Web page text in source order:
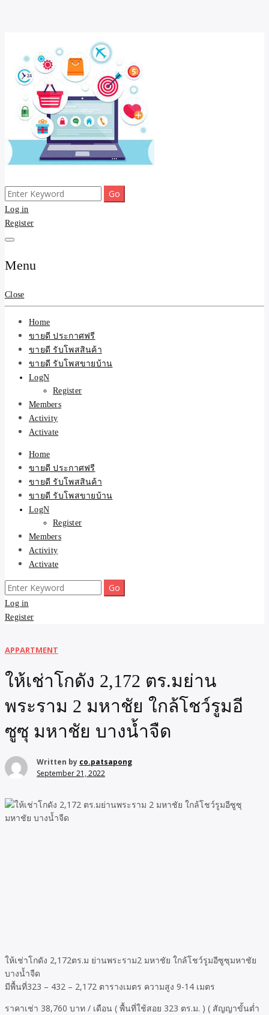
content
รับจ้างโพสต์ บ้าน ที่ดิน
อสังหา kyedee.com โพส
ขายดี ขายฟรี รับโพสขาย
สินค้าและบริการ
ขายดี โพสประกาศขายสินค้าฟรี บ้าน ที่ดิน อสังหา รับโพสต์ประกาศขาย
ของ รับรองผล ดีที่สุดถูกที่สุด ติดหน้าแรกกูเกืล
Search
for:
Log in
Register
Menu
Close
Home
ขายดี ประกาศฟรี
ขายดี รับโพสสินค้า
ขายดี รับโพสขายบ้าน
LogN
Register
Members
Activity
Activate
Home
ขายดี ประกาศฟรี
ขายดี รับโพสสินค้า
ขายดี รับโพสขายบ้าน
LogN
Register
Members
Activity
Activate
Search
for:
Log in
Register
APPARTMENT
ให้เช่าโกดัง 2,172 ตร.มย่าน
พระราม 2 มหาชัย ใกล้โชว์รูมอี
ซูซุ มหาชัย บางน้ำจืด
Written by co.patsapong
September 21, 2022
ให้เช่าโกดัง 2,172ตร.ม ย่านพระราม2 มหาชัย ใกล้โชว์รูมอีซูซุมหาชัย
บางน้ำจืด
มีพื้นที่323 – 432 – 2,172 ตารางเมตร ความสูง 9-14 เมตร
ราคาเช่า 38,760 บาท / เดือน ( พื้นที่ใช้สอย 323 ตร.ม. ) ( สัญญาขั้นต่ำ